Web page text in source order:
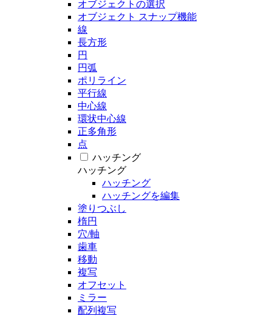
オブジェクトの選択
オブジェクト スナップ機能
線
長方形
円
円弧
ポリライン
平行線
中心線
環状中心線
正多角形
点
ハッチング
ハッチング
ハッチング
ハッチングを編集
塗りつぶし
楕円
穴/軸
歯車
移動
複写
オフセット
ミラー
配列複写